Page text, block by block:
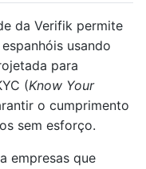
da Verifik permite
usando
para
(Know Your
o cumprimento
sem esforço.
empresas que